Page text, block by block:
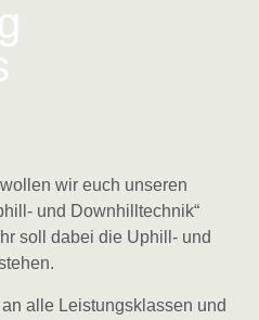
wir euch unseren
und Downhilltechnik“
soll dabei die Uphill- und
alle Leistungsklassen und